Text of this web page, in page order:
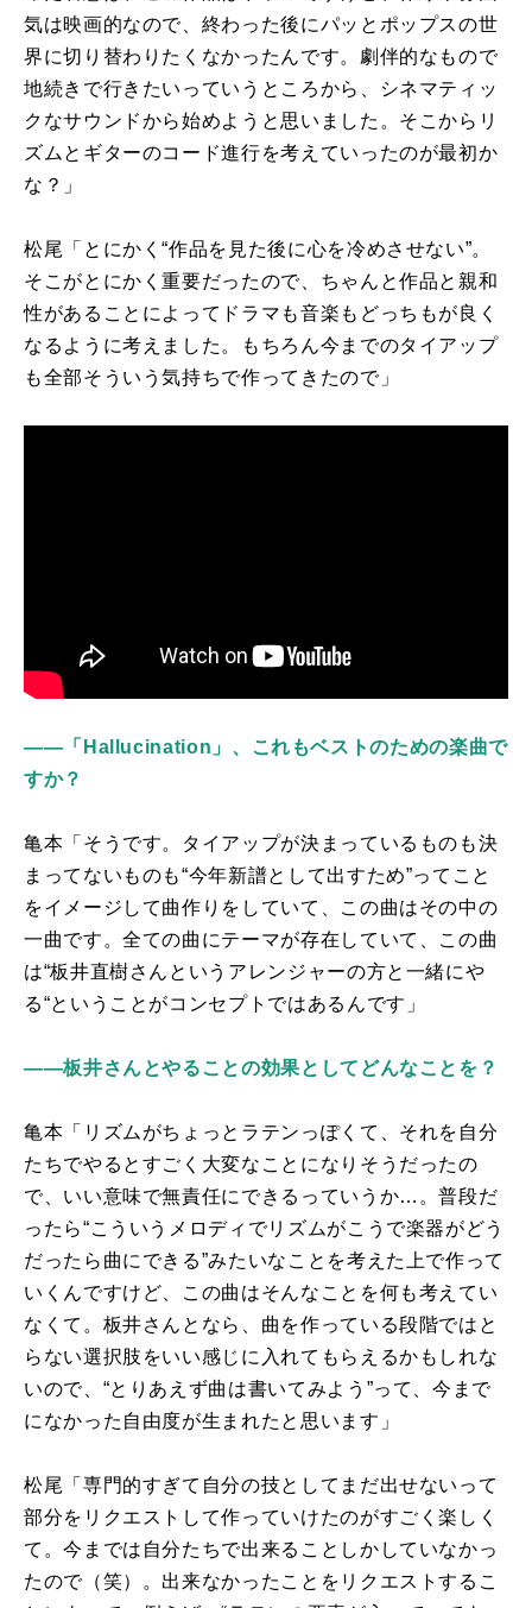
気は映画的なので、終わった後にパッとポップスの世
界に切り替わりたくなかったんです。劇伴的なもので
地続きで行きたいっていうところから、シネマティッ
クなサウンドから始めようと思いました。そこからリ
ズムとギターのコード進行を考えていったのが最初か
な？」
松尾「とにかく“作品を見た後に心を冷めさせない”。
そこがとにかく重要だったので、ちゃんと作品と親和
性があることによってドラマも音楽もどっちもが良く
なるように考えました。もちろん今までのタイアップ
も全部そういう気持ちで作ってきたので」
――「Hallucination」、これもベストのための楽曲で
すか？
亀本「そうです。タイアップが決まっているものも決
まってないものも“今年新譜として出すため”ってこと
をイメージして曲作りをしていて、この曲はその中の
一曲です。全ての曲にテーマが存在していて、この曲
は“板井直樹さんというアレンジャーの方と一緒にや
る“ということがコンセプトではあるんです」
――板井さんとやることの効果としてどんなことを？
亀本「リズムがちょっとラテンっぽくて、それを自分
たちでやるとすごく大変なことになりそうだったの
で、いい意味で無責任にできるっていうか…。普段だ
ったら“こういうメロディでリズムがこうで楽器がどう
だったら曲にできる”みたいなことを考えた上で作って
いくんですけど、この曲はそんなことを何も考えてい
なくて。板井さんとなら、曲を作っている段階ではと
らない選択肢をいい感じに入れてもらえるかもしれな
いので、“とりあえず曲は書いてみよう”って、今まで
になかった自由度が生まれたと思います」
松尾「専門的すぎて自分の技としてまだ出せないって
部分をリクエストして作っていけたのがすごく楽しく
て。今までは自分たちで出来ることしかしていなかっ
たので（笑）。出来なかったことをリクエストするこ